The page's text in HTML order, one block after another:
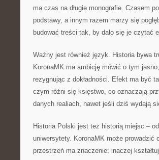
ma czas na długie monografie. Czasem
podstawy, a innym razem marzy się
budować treści tak, by dało się je czytać
Ważny jest również język. Historia bywa
KoronaMK ma ambicję mówić o tym
rezygnując z dokładności. Efekt ma być
czym różni się księstwo, co oznaczają
danych realiach, nawet jeśli dziś wydają
Historia Polski jest też historią miejsc –
uniwersytety. KoronaMK może
przestrzeń ma znaczenie: inaczej